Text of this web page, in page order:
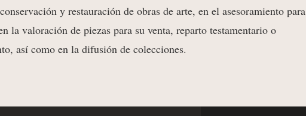
y restauración de obras de arte, en el asesoramiento para
la valoración de piezas para su venta, reparto testamentario o
así como en la difusión de colecciones.